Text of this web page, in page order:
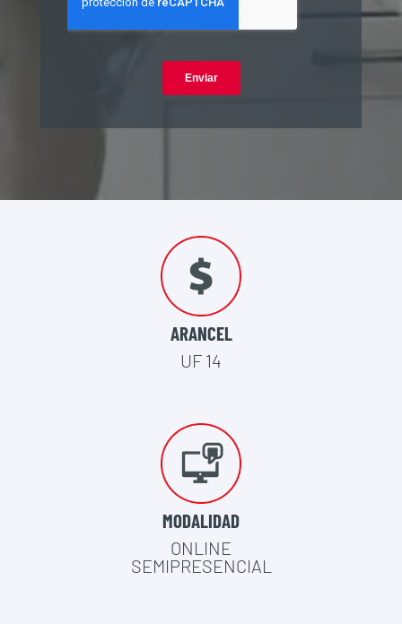
ARANCEL
UF 14
MODALIDAD
ONLINE
SEMIPRESENCIAL